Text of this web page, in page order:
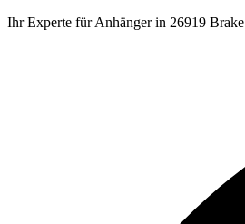
Ihr Experte für Anhänger in 26919 Brake